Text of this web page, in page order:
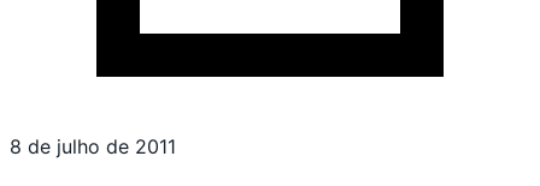
8 de julho de 2011